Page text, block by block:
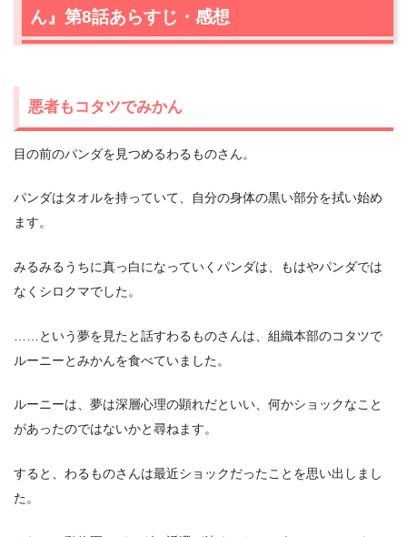
ん』第8話あらすじ・感想
悪者もコタツでみかん
目の前のパンダを見つめるわるものさん。
パンダはタオルを持っていて、自分の身体の黒い部分を拭い始め
ます。
みるみるうちに真っ白になっていくパンダは、もはやパンダでは
なくシロクマでした。
……という夢を見たと話すわるものさんは、組織本部のコタツで
ルーニーとみかんを食べていました。
ルーニーは、夢は深層心理の顕れだといい、何かショックなこと
があったのではないかと尋ねます。
すると、わるものさんは最近ショックだったことを思い出しまし
た。